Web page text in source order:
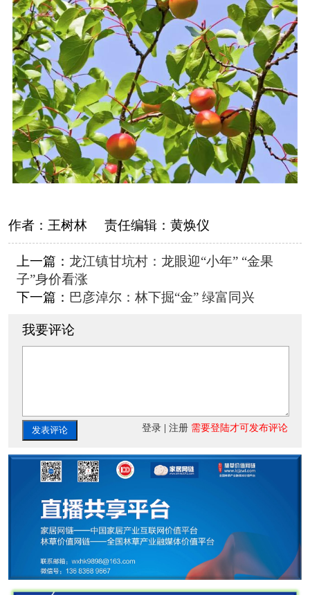
作者： 王树林 责任编辑： 黄焕仪
上一篇： 龙江镇甘坑村：龙眼迎“小年” “金果
子”身价看涨
下一篇： 巴彦淖尔：林下掘“金” 绿富同兴
我要评论
发表评论 登录 |注册 需要登陆才可发布评论